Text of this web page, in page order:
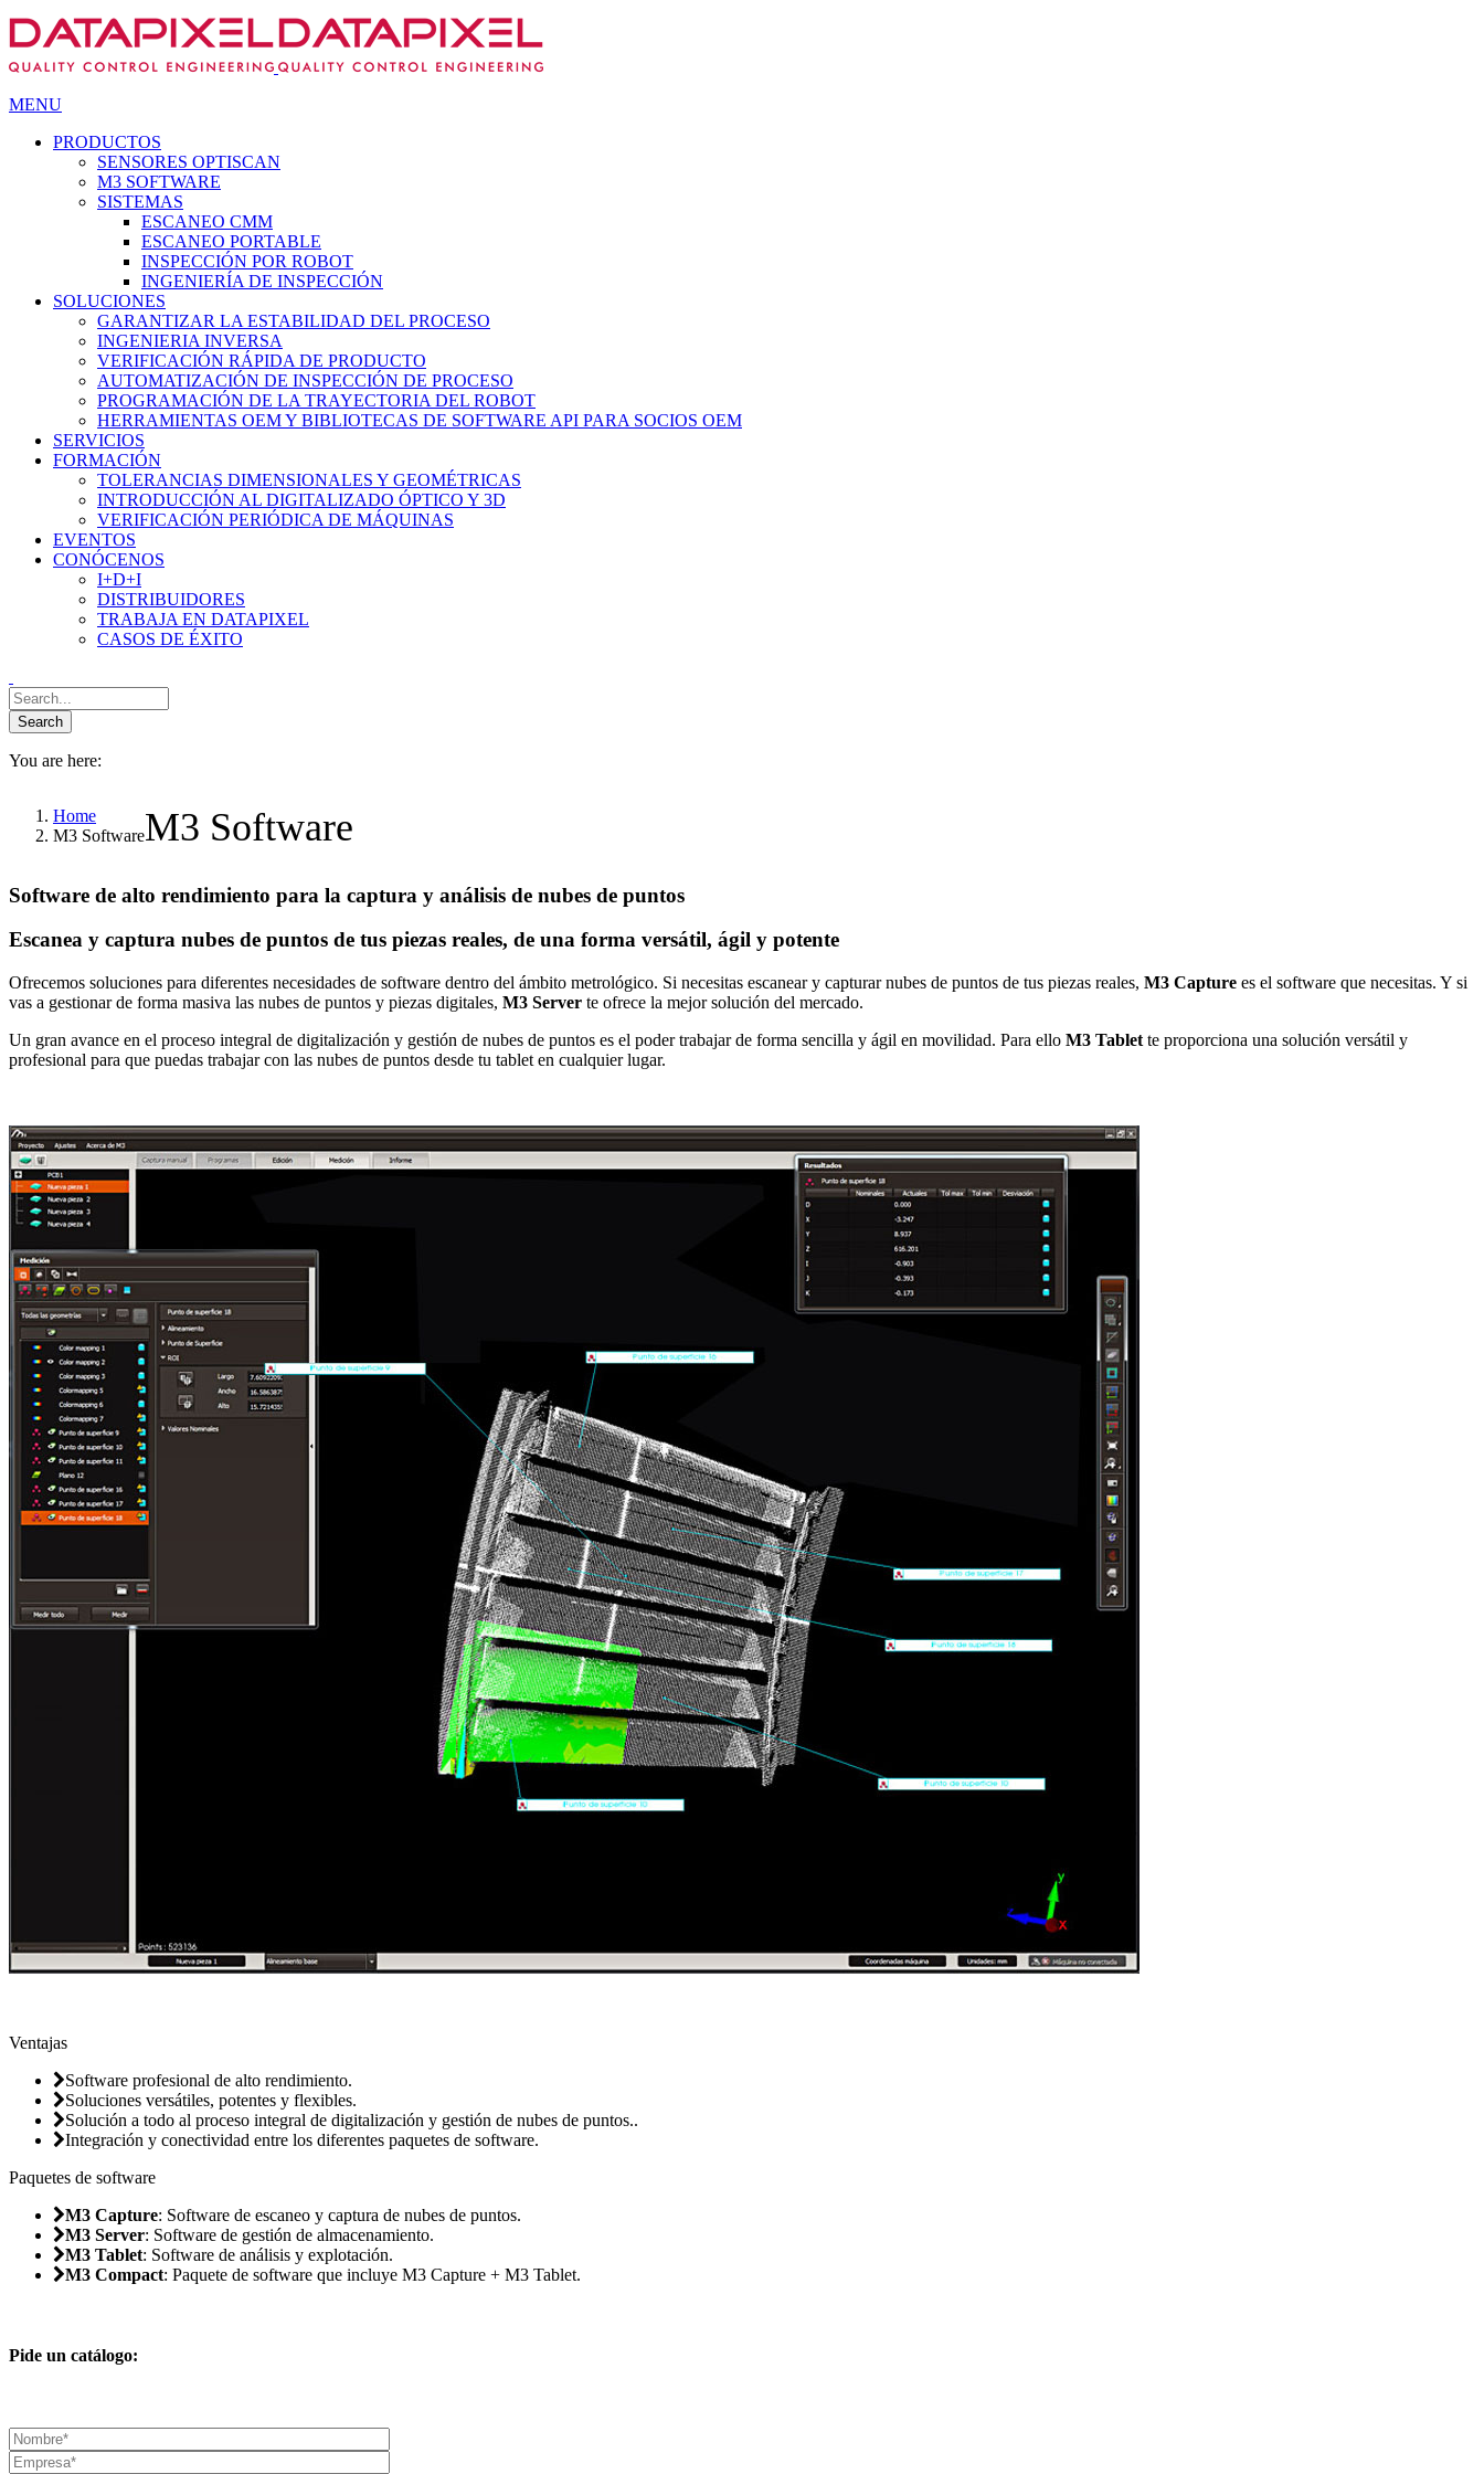
MENU
PRODUCTOS
SENSORES OPTISCAN
M3 SOFTWARE
SISTEMAS
ESCANEO CMM
ESCANEO PORTABLE
INSPECCIÓN POR ROBOT
INGENIERÍA DE INSPECCIÓN
SOLUCIONES
GARANTIZAR LA ESTABILIDAD DEL PROCESO
INGENIERIA INVERSA
VERIFICACIÓN RÁPIDA DE PRODUCTO
AUTOMATIZACIÓN DE INSPECCIÓN DE PROCESO
PROGRAMACIÓN DE LA TRAYECTORIA DEL ROBOT
HERRAMIENTAS OEM Y BIBLIOTECAS DE SOFTWARE API PARA SOCIOS OEM
SERVICIOS
FORMACIÓN
TOLERANCIAS DIMENSIONALES Y GEOMÉTRICAS
INTRODUCCIÓN AL DIGITALIZADO ÓPTICO Y 3D
VERIFICACIÓN PERIÓDICA DE MÁQUINAS
EVENTOS
CONÓCENOS
I+D+I
DISTRIBUIDORES
TRABAJA EN DATAPIXEL
CASOS DE ÉXITO
You are here:
Home
M3 SoftwareM3 Software
Software de alto rendimiento para la captura y análisis de nubes de puntos
Escanea y captura nubes de puntos de tus piezas reales, de una forma versátil, ágil y potente
Ofrecemos soluciones para diferentes necesidades de software dentro del ámbito metrológico. Si necesitas escanear y capturar nubes de puntos de tus piezas reales, M3 Capture es el software que necesitas. Y si
vas a gestionar de forma masiva las nubes de puntos y piezas digitales, M3 Server te ofrece la mejor solución del mercado.
Un gran avance en el proceso integral de digitalización y gestión de nubes de puntos es el poder trabajar de forma sencilla y ágil en movilidad. Para ello M3 Tablet te proporciona una solución versátil y
profesional para que puedas trabajar con las nubes de puntos desde tu tablet en cualquier lugar.
Ventajas
Software profesional de alto rendimiento.
Soluciones versátiles, potentes y flexibles.
Solución a todo al proceso integral de digitalización y gestión de nubes de puntos..
Integración y conectividad entre los diferentes paquetes de software.
Paquetes de software
M3 Capture: Software de escaneo y captura de nubes de puntos.
M3 Server: Software de gestión de almacenamiento.
M3 Tablet: Software de análisis y explotación.
M3 Compact: Paquete de software que incluye M3 Capture + M3 Tablet.
Pide un catálogo: